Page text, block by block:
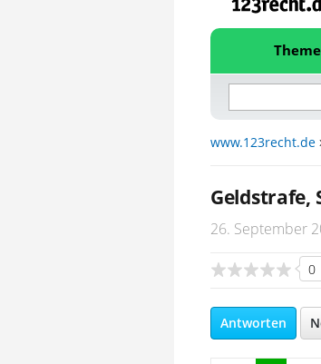
www.123recht.de
Geldstrafe,
26. September
0
Antworten